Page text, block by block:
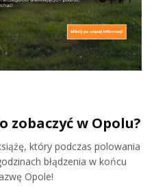
zobaczyć w Opolu?
który podczas polowania
błądzenia w końcu
Opole!